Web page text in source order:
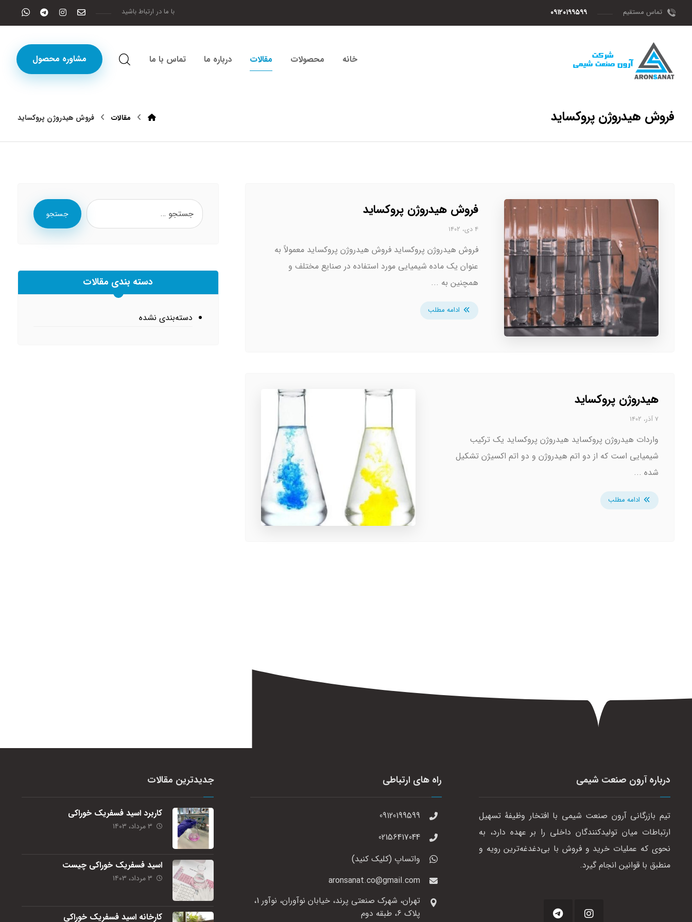
تماس مستقیم ۰۹۱۲۰۱۹۹۵۹۹ با ما در ارتباط باشید
مشاوره محصول خانه محصولات مقالات درباره ما تماس با ما
فروش هیدروژن پروکساید مقالات فروش هیدروژن پروکساید
فروش هیدروژن پروکساید
۴ دی، ۱۴۰۲
فروش هیدروژن پروکساید فروش هیدروژن پروکساید معمولاً به
عنوان یک ماده شیمیایی مورد استفاده در صنایع مختلف و
همچنین به ...
ادامه مطلب
هیدروژن پروکساید
۷ آذر، ۱۴۰۲
واردات هیدروژن پروکساید هیدروژن پروکساید یک ترکیب
شیمیایی است که از دو اتم هیدروژن و دو اتم اکسیژن تشکیل
شده ...
ادامه مطلب
جستجو
دسته بندی مقالات
دسته‌بندی نشده
درباره آرون صنعت شیمی
تیم بازرگانی آرون صنعت شیمی با افتخار وظیفهٔ تسهیل
ارتباطات میان تولیدکنندگان داخلی را بر عهده دارد، به
نحوی که عملیات خرید و فروش با بی‌دغدغه‌ترین رویه و
منطبق با قوانین انجام گیرد.
راه های ارتباطی
09120199599
02156417044
واتساپ (کلیک کنید)
aronsanat.co@gmail.com
تهران، شهرک صنعتی پرند، خیابان نوآوران، نوآور 1،
پلاک 6، طبقه دوم
جدیدترین مقالات
کاربرد اسید فسفریک خوراکی
۳ مرداد، ۱۴۰۳
اسید فسفریک خوراکی چیست
۳ مرداد، ۱۴۰۳
کارخانه اسید فسفریک خوراکی